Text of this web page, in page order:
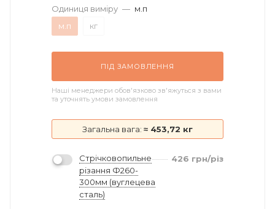
Одиниця виміру — м.п
м.п
кг
ПІД ЗАМОВЛЕННЯ
Наші менеджери обов'язково зв'яжуться з вами
та уточнять умови замовлення
Загальна вага: ≈ 453,72 кг
Стрічковопильне
різання Ф260-
300мм (вуглецева
сталь)
426 грн/різ